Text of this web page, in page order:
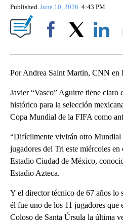
Published June 10, 2026 4:43 PM
Por Andrea Saint Martin, CNN en
Javier “Vasco” Aguirre tiene claro
histórico para la selección
Copa Mundial de la FIFA como
“Difícilmente vivirán otro Mundial
jugadores del Tri este miércoles en
Estadio Ciudad de México,
Estadio Azteca.
Y el director técnico de 67 años lo
él fue uno de los 11 jugadores que
Coloso de Santa Úrsula la última